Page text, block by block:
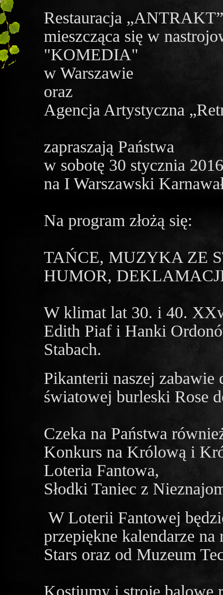
Restauracja „ANTRAKT”
mieszcząca się w
"KOMEDIA"
w Warszawie
oraz
Agencja Artystyczna
zapraszają Państwa
w sobotę 30 stycznia
na I Warszawski
Na program złożą się:
TAŃCE, MUZYKA ZE
HUMOR,
W klimat lat 30. i 40.
Edith Piaf i Hanki
Stabach.
Pikanterii naszej
światowej burleski Rose
Czeka na Państwa
Konkurs na Królową i
Loteria Fantowa,
Słodki Taniec z
W Loterii Fantowej
przepiękne kalendarze
Stars oraz od Muzeum
Kostiumy i stroje balowe